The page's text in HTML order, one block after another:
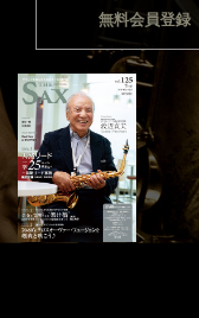
無料会員登録